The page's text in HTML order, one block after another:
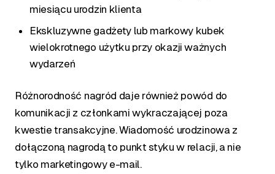
miesiącu urodzin klienta
Ekskluzywne gadżety lub markowy kubek
wielokrotnego użytku przy okazji ważnych
wydarzeń
Różnorodność nagród daje również powód do
komunikacji z członkami wykraczającej poza
kwestie transakcyjne. Wiadomość urodzinowa z
dołączoną nagrodą to punkt styku w relacji, a nie
tylko marketingowy e-mail.